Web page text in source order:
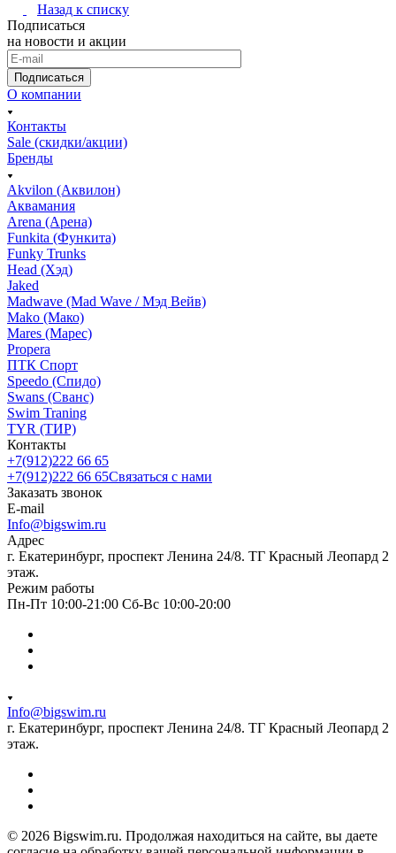
Назад к списку
Подписаться
на новости и акции
Подписаться
О компании
Контакты
Sale (скидки/акции)
Бренды
Akvilon (Аквилон)
Аквамания
Arena (Арена)
Funkita (Функита)
Funky Trunks
Head (Хэд)
Jaked
Madwave (Mad Wave / Мэд Вейв)
Mako (Мако)
Mares (Марес)
Propera
ПТК Спорт
Speedo (Спидо)
Swans (Сванс)
Swim Traning
TYR (ТИР)
Контакты
+7(912)222 66 65
+7(912)222 66 65Связаться с нами
Заказать звонок
E-mail
Info@bigswim.ru
Адрес
г. Екатеринбург, проспект Ленина 24/8. ТГ Красный Леопард 2
этаж.
Режим работы
Пн-Пт 10:00-21:00 Сб-Вс 10:00-20:00
Info@bigswim.ru
г. Екатеринбург, проспект Ленина 24/8. ТГ Красный Леопард 2
этаж.
© 2026 Bigswim.ru. Продолжая находиться на сайте, вы даете